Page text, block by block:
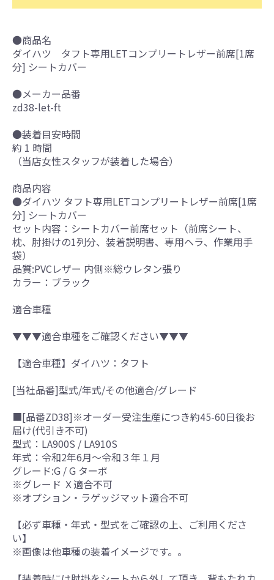
●商品名
ダイハツ タフト専用LETコンプリートレザー前席[1席
分] シートカバー
●メーカー品番
zd38-let-ft
●装着目安時間
約 1 時間
（当店女性スタッフが装着した場合）
商品内容
●ダイハツ タフト専用LETコンプリートレザー前席[1席
分] シートカバー
セット内容：シートカバー前席セット（前席シート、
枕、肘掛けの1列分、装着説明書、専用ヘラ、作業用手
袋）
品質:PVCレザー 内側※総ウレタン張り
カラー：ブラック
適合車種
▼▼▼適合車種をご確認ください▼▼▼
【適合車種】ダイハツ：タフト
[当社品番]型式/年式/その他適合/グレード
■[品番ZD38]※オーダー受注生産につき約45-60日後お
届け(代引き不可)
型式：LA900S / LA910S
年式：令和2年6月～令和３年１月
グレード:G / G ターボ
※グレード Ｘ適合不可
※オプション・ラゲッジマット適合不可
【必ず車種・年式・型式をご確認の上、ご利用くださ
い】
※画像は他車種の装着イメージです。。